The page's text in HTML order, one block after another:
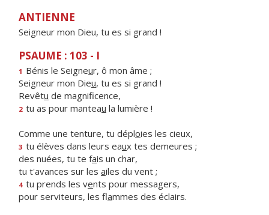
ANTIENNE
Seigneur mon Dieu, tu es si grand !
PSAUME : 103 - I
1 Bénis le Seigneur, ô mon âme ;
Seigneur mon Dieu, tu es si grand !
Revêtu de magnificence,
2 tu as pour manteau la lumière !
Comme une tenture, tu déploies les cieux,
3 tu élèves dans leurs eaux tes demeures ;
des nuées, tu te fais un char,
tu t'avances sur les ailes du vent ;
4 tu prends les vents pour messagers,
pour serviteurs, les flammes des éclairs.